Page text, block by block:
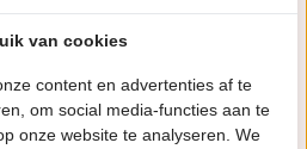
van cookies
content en advertenties af te
om social media-functies aan te
onze website te analyseren. We